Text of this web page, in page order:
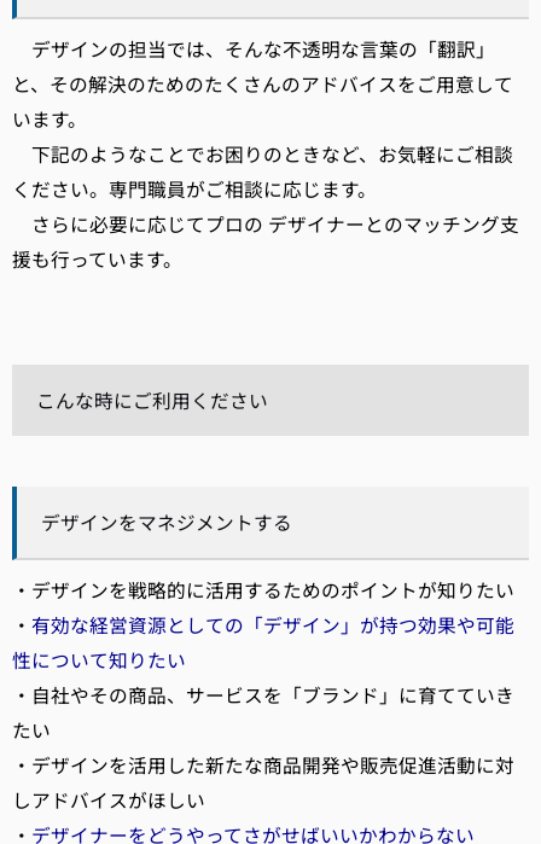
デザインの担当では、そんな不透明な言葉の「翻訳」
と、その解決のためのたくさんのアドバイスをご用意して
います。
下記のようなことでお困りのときなど、お気軽にご相談
ください。専門職員がご相談に応じます。
さらに必要に応じてプロの デザイナーとのマッチング支
援も行っています。
こんな時にご利用ください
デザインをマネジメントする
・デザインを戦略的に活用するためのポイントが知りたい
・ 有効な経営資源としての「デザイン」が持つ効果や可能
性について知りたい
・自社やその商品、サービスを「ブランド」に育てていき
たい
・デザインを活用した新たな商品開発や販売促進活動に対
しアドバイスがほしい
・ デザイナーをどうやってさがせばいいかわからない